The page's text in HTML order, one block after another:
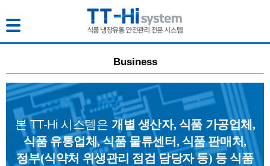
T T-Hi system
TTH data Management
Business
Food microbial Tool
Business
본 TT-Hi 시스템은개별 생산자, 식품 가공업체,
식품 유통업체, 식품 물류센터, 식품 판매처,
정부(식약처 위생관리 점검 담당자 등) 등 식품